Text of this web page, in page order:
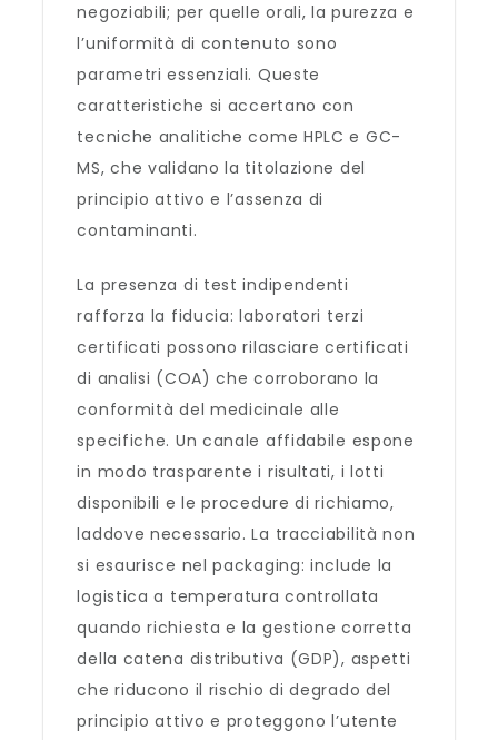
negoziabili; per quelle orali, la purezza e
l’uniformità di contenuto sono
parametri essenziali. Queste
caratteristiche si accertano con
tecniche analitiche come HPLC e GC-
MS, che validano la titolazione del
principio attivo e l’assenza di
contaminanti.
La presenza di test indipendenti
rafforza la fiducia: laboratori terzi
certificati possono rilasciare certificati
di analisi (COA) che corroborano la
conformità del medicinale alle
specifiche. Un canale affidabile espone
in modo trasparente i risultati, i lotti
disponibili e le procedure di richiamo,
laddove necessario. La tracciabilità non
si esaurisce nel packaging: include la
logistica a temperatura controllata
quando richiesta e la gestione corretta
della catena distributiva (GDP), aspetti
che riducono il rischio di degrado del
principio attivo e proteggono l’utente